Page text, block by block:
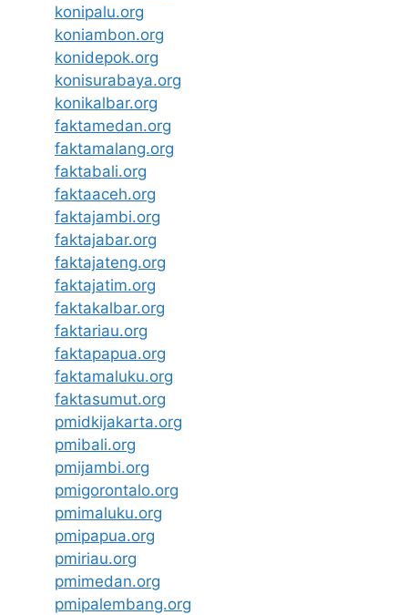
konipalu.org
koniambon.org
konidepok.org
konisurabaya.org
konikalbar.org
faktamedan.org
faktamalang.org
faktabali.org
faktaaceh.org
faktajambi.org
faktajabar.org
faktajateng.org
faktajatim.org
faktakalbar.org
faktariau.org
faktapapua.org
faktamaluku.org
faktasumut.org
pmidkijakarta.org
pmibali.org
pmijambi.org
pmigorontalo.org
pmimaluku.org
pmipapua.org
pmiriau.org
pmimedan.org
pmipalembang.org